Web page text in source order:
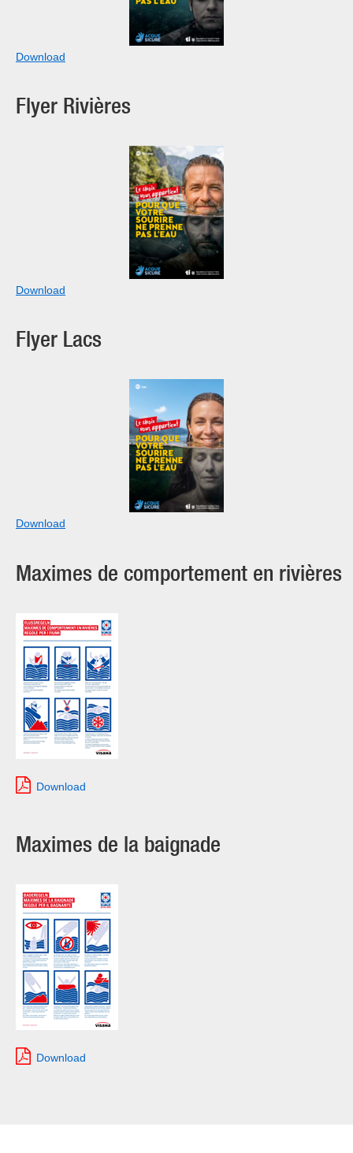
Download
Flyer Rivières
Download
Flyer Lacs
Download
Maximes de comportement en rivières
Download
Maximes de la baignade
Download